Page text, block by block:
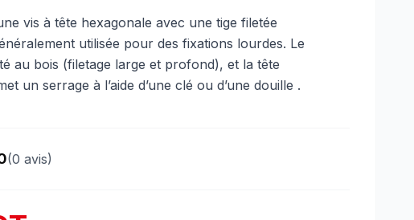
vis à tête hexagonale avec une tige filetée
utilisée pour des fixations lourdes. Le
au bois (filetage large et profond), et la tête
un serrage à l’aide d’une clé ou d’une douille .
(0 avis)